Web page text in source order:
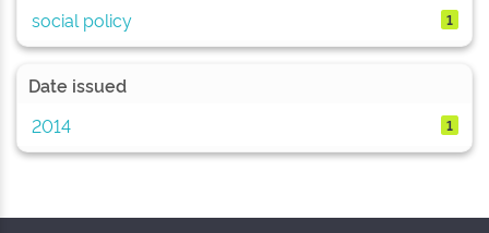
social policy 1
Date issued
2014
1